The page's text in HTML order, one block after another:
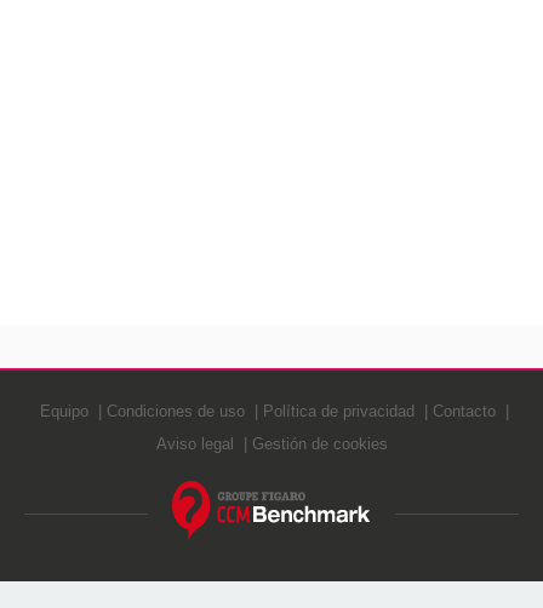
Equipo Condiciones de uso Política de privacidad
Contacto
Aviso legal
Gestión de cookies